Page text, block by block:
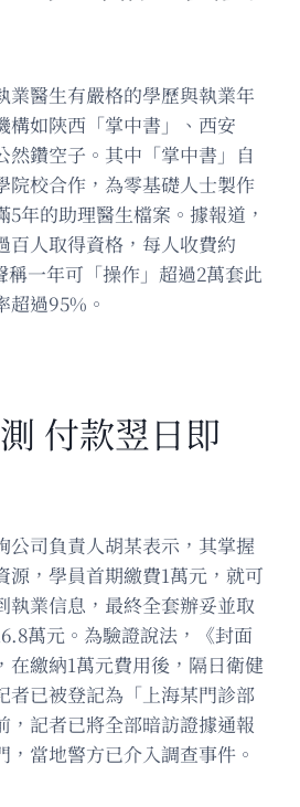
業醫生有嚴格的學歷與執業年
構如陝西「掌中書」、西安
然鑽空子。其中「掌中書」自
院校合作，為零基礎人士製作
年的助理醫生檔案。據報道，
百人取得資格，每人收費約
稱一年可「操作」超過2萬套此
超過95%。
付款翌日即
公司負責人胡某表示，其掌握
源，學員首期繳費1萬元，就可
執業信息，最終全套辦妥並取
萬元。為驗證說法，《封面
在繳納1萬元費用後，隔日衛健
者已被登記為「上海某門診部
，記者已將全部暗訪證據通報
當地警方已介入調查事件。